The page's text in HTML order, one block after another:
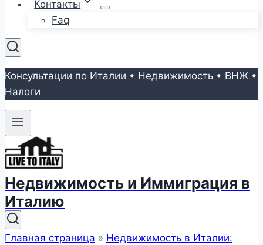
Контакты
Faq
Консультации по Италии • Недвижимость • ВНЖ •
Налоги
Недвижимость и Иммиграция в
Италию
Главная страница » Недвижимость в Италии: